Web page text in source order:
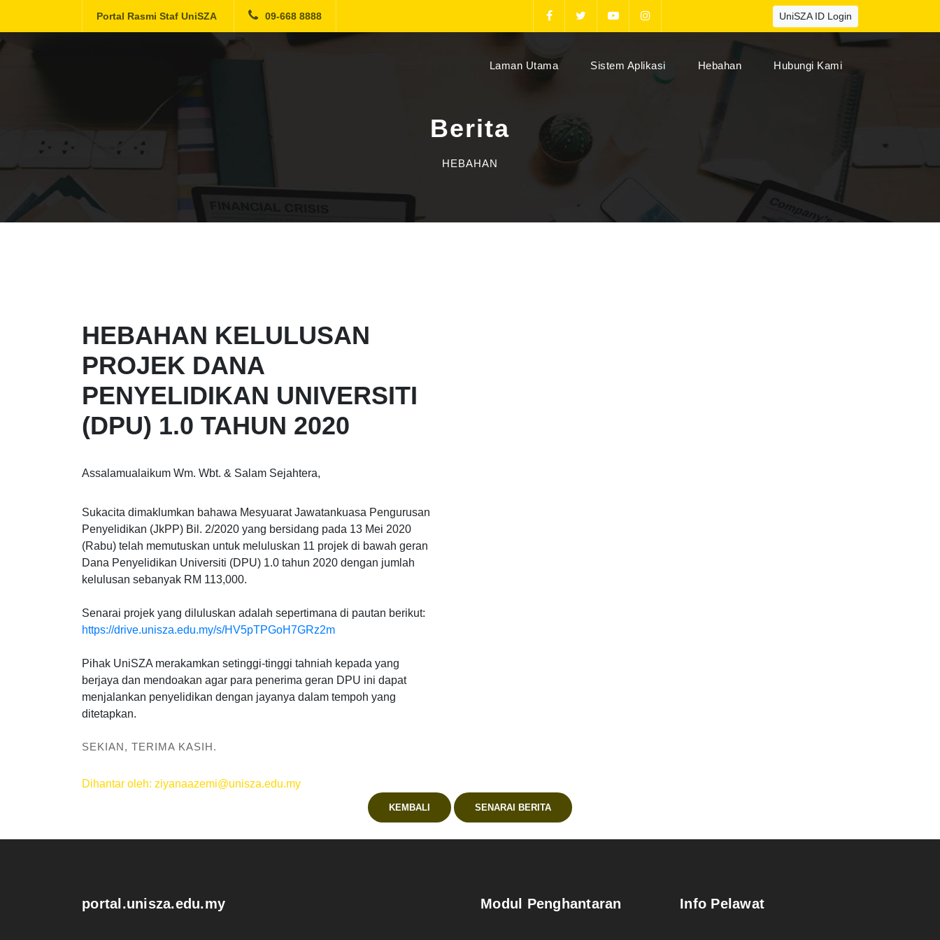
Portal Rasmi Staf UniSZA 09-668 8888 UniSZA ID Login
Laman Utama(current)Sistem Aplikasi Hebahan Hubungi Kami
Berita
HEBAHAN
HEBAHAN KELULUSAN
PROJEK DANA
PENYELIDIKAN UNIVERSITI
(DPU) 1.0 TAHUN 2020
Assalamualaikum Wm. Wbt. & Salam Sejahtera,
Sukacita dimaklumkan bahawa Mesyuarat Jawatankuasa Pengurusan
Penyelidikan (JkPP) Bil. 2/2020 yang bersidang pada 13 Mei 2020
(Rabu) telah memutuskan untuk meluluskan 11 projek di bawah geran
Dana Penyelidikan Universiti (DPU) 1.0 tahun 2020 dengan jumlah
kelulusan sebanyak RM 113,000.
Senarai projek yang diluluskan adalah sepertimana di pautan berikut:
https://drive.unisza.edu.my/s/HV5pTPGoH7GRz2m
Pihak UniSZA merakamkan setinggi-tinggi tahniah kepada yang
berjaya dan mendoakan agar para penerima geran DPU ini dapat
menjalankan penyelidikan dengan jayanya dalam tempoh yang
ditetapkan.
SEKIAN, TERIMA KASIH.
Dihantar oleh: ziyanaazemi@unisza.edu.my
KEMBALI SENARAI BERITA
portal.unisza.edu.my Modul Penghantaran Info Pelawat